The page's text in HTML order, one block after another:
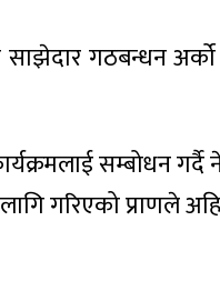
साझेदार गठबन्धन
सम्बोधन
गरिएको प्राणले